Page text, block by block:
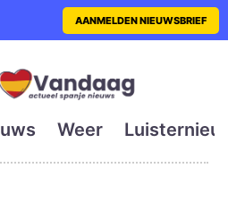
is de eerste
AANMELDEN NIEUWSBRIEF
Weer